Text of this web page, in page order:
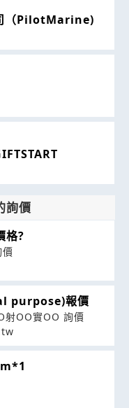
（PilotMarine)
詢價
格?
purpose)報價
射OO實OO 詢價